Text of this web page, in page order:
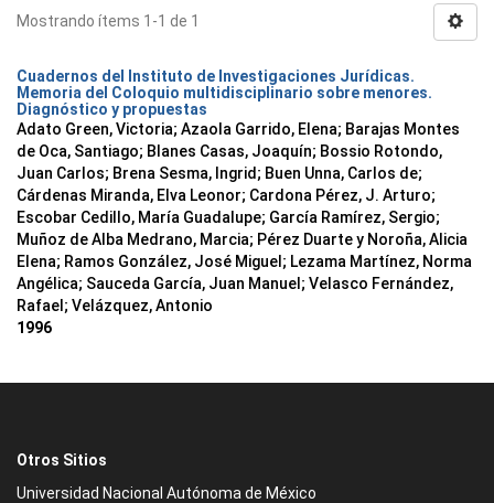
Mostrando ítems 1-1 de 1
Cuadernos del Instituto de Investigaciones Jurídicas.
Memoria del Coloquio multidisciplinario sobre menores.
Diagnóstico y propuestas
Adato Green, Victoria; Azaola Garrido, Elena; Barajas Montes
de Oca, Santiago; Blanes Casas, Joaquín; Bossio Rotondo,
Juan Carlos; Brena Sesma, Ingrid; Buen Unna, Carlos de;
Cárdenas Miranda, Elva Leonor; Cardona Pérez, J. Arturo;
Escobar Cedillo, María Guadalupe; García Ramírez, Sergio;
Muñoz de Alba Medrano, Marcia; Pérez Duarte y Noroña, Alicia
Elena; Ramos González, José Miguel; Lezama Martínez, Norma
Angélica; Sauceda García, Juan Manuel; Velasco Fernández,
Rafael; Velázquez, Antonio
1996
Otros Sitios
Universidad Nacional Autónoma de México